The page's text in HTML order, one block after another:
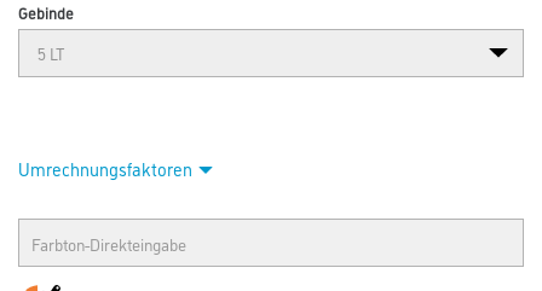
Gebinde
Umrechnungsfaktoren